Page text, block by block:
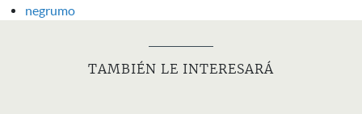
negrumo
TAMBIÉN LE INTERESARÁ